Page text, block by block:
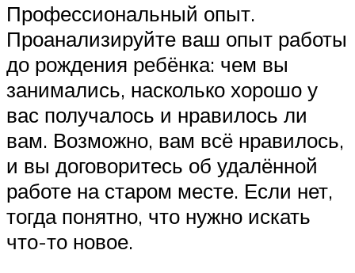
Профессиональный опыт.
Проанализируйте ваш опыт работы
до рождения ребёнка: чем вы
занимались, насколько хорошо у
вас получалось и нравилось ли
вам. Возможно, вам всё нравилось,
и вы договоритесь об удалённой
работе на старом месте. Если нет,
тогда понятно, что нужно искать
что-то новое.